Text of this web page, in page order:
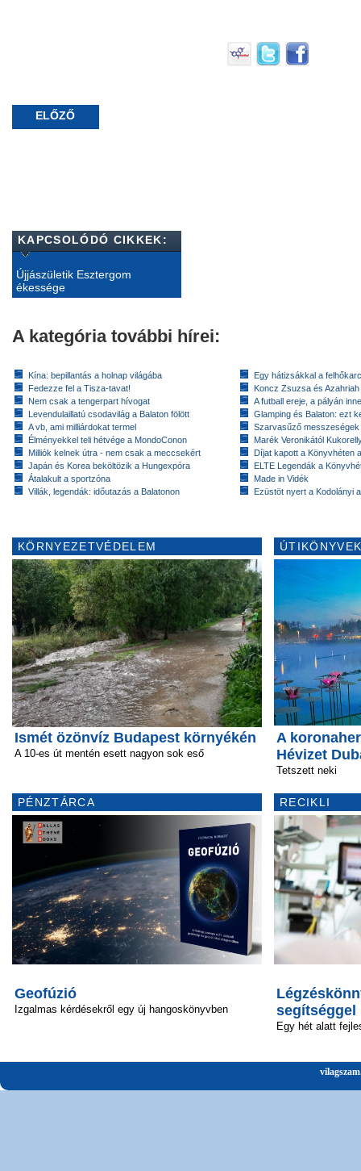
ELŐZŐ
KAPCSOLÓDÓ CIKKEK:
Újjászületik Esztergom
ékessége
A kategória további hírei:
Kína: bepillantás a holnap világába
Fedezze fel a Tisza-tavat!
Nem csak a tengerpart hívogat
Levendulaillatú csodavilág a Balaton fölött
A vb, ami milliárdokat termel
Élményekkel teli hétvége a MondoConon
Milliók kelnek útra - nem csak a meccsekért
Japán és Korea beköltözik a Hungexpóra
Átalakult a sportzóna
Villák, legendák: időutazás a Balatonon
Egy hátizsákkal a
Koncz Zsuzsa és
A futball ereje, a pályán
Glamping és Balaton: ezt
Szarvasűző messzeségek
Marék Veronikától
Díjat kapott a Könyvhéten
ELTE Legendák a
Made in Vidék
Ezüstöt nyert a Kodolányi
KÖRNYEZETVÉDELEM
Ismét özönvíz Budapest környékén
A 10-es út mentén esett nagyon sok eső
PÉNZTÁRCA
Geofúzió
Izgalmas kérdésekről egy új hangoskönyvben
A
Hévizet
Tetszett neki
RECIKLI
segítséggel
Egy hét alatt